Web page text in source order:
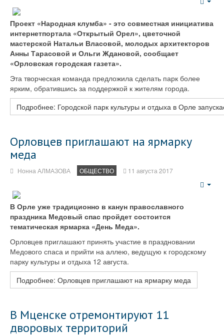
Проект «Народная клумба» - это совместная инициатива
интернет­портала «Открытый Орел», цветочной
мастерской Натальи Власовой, молодых архитекторов
Анны Тарасовой и Ольги Ждановой, сообщает
«Орловская городская газета».
Эта творческая команда предложила сделать парк более
ярким, обратившись за поддержкой к жителям города.
Подробнее: Городской парк культуры и отдыха в Орле
Орловцев приглашают на ярмарку
меда
Нонна АЛМАЗОВА ОБЩЕСТВО 11 августа 2017
В Орле уже традиционно в канун православного
праздника Медовый спас пройдет состоится
тематическая ярмарка «День Меда».
Орловцев приглашают принять участие в праздновании
Медового спаса и прийти на аллею, ведущую к городскому
парку культуры и отдыха 12 августа.
Подробнее: Орловцев приглашают на ярмарку меда
В Мценске отремонтируют 11
дворовых территорий